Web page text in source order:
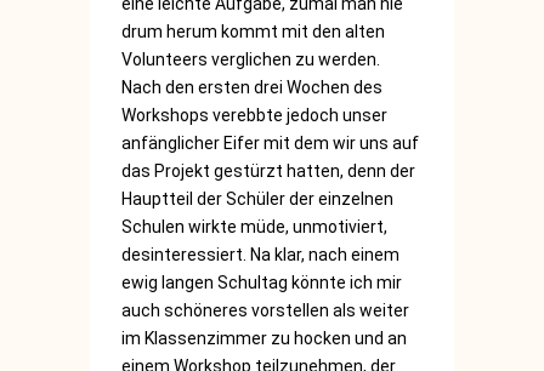
drum herum kommt mit den alten
Volunteers verglichen zu werden.
Nach den ersten drei Wochen des
Workshops verebbte jedoch unser
anfänglicher Eifer mit dem wir uns auf
das Projekt gestürzt hatten, denn der
Hauptteil der Schüler der einzelnen
Schulen wirkte müde, unmotiviert,
desinteressiert. Na klar, nach einem
ewig langen Schultag könnte ich mir
auch schöneres vorstellen als weiter
im Klassenzimmer zu hocken und an
einem Workshop teilzunehmen, der